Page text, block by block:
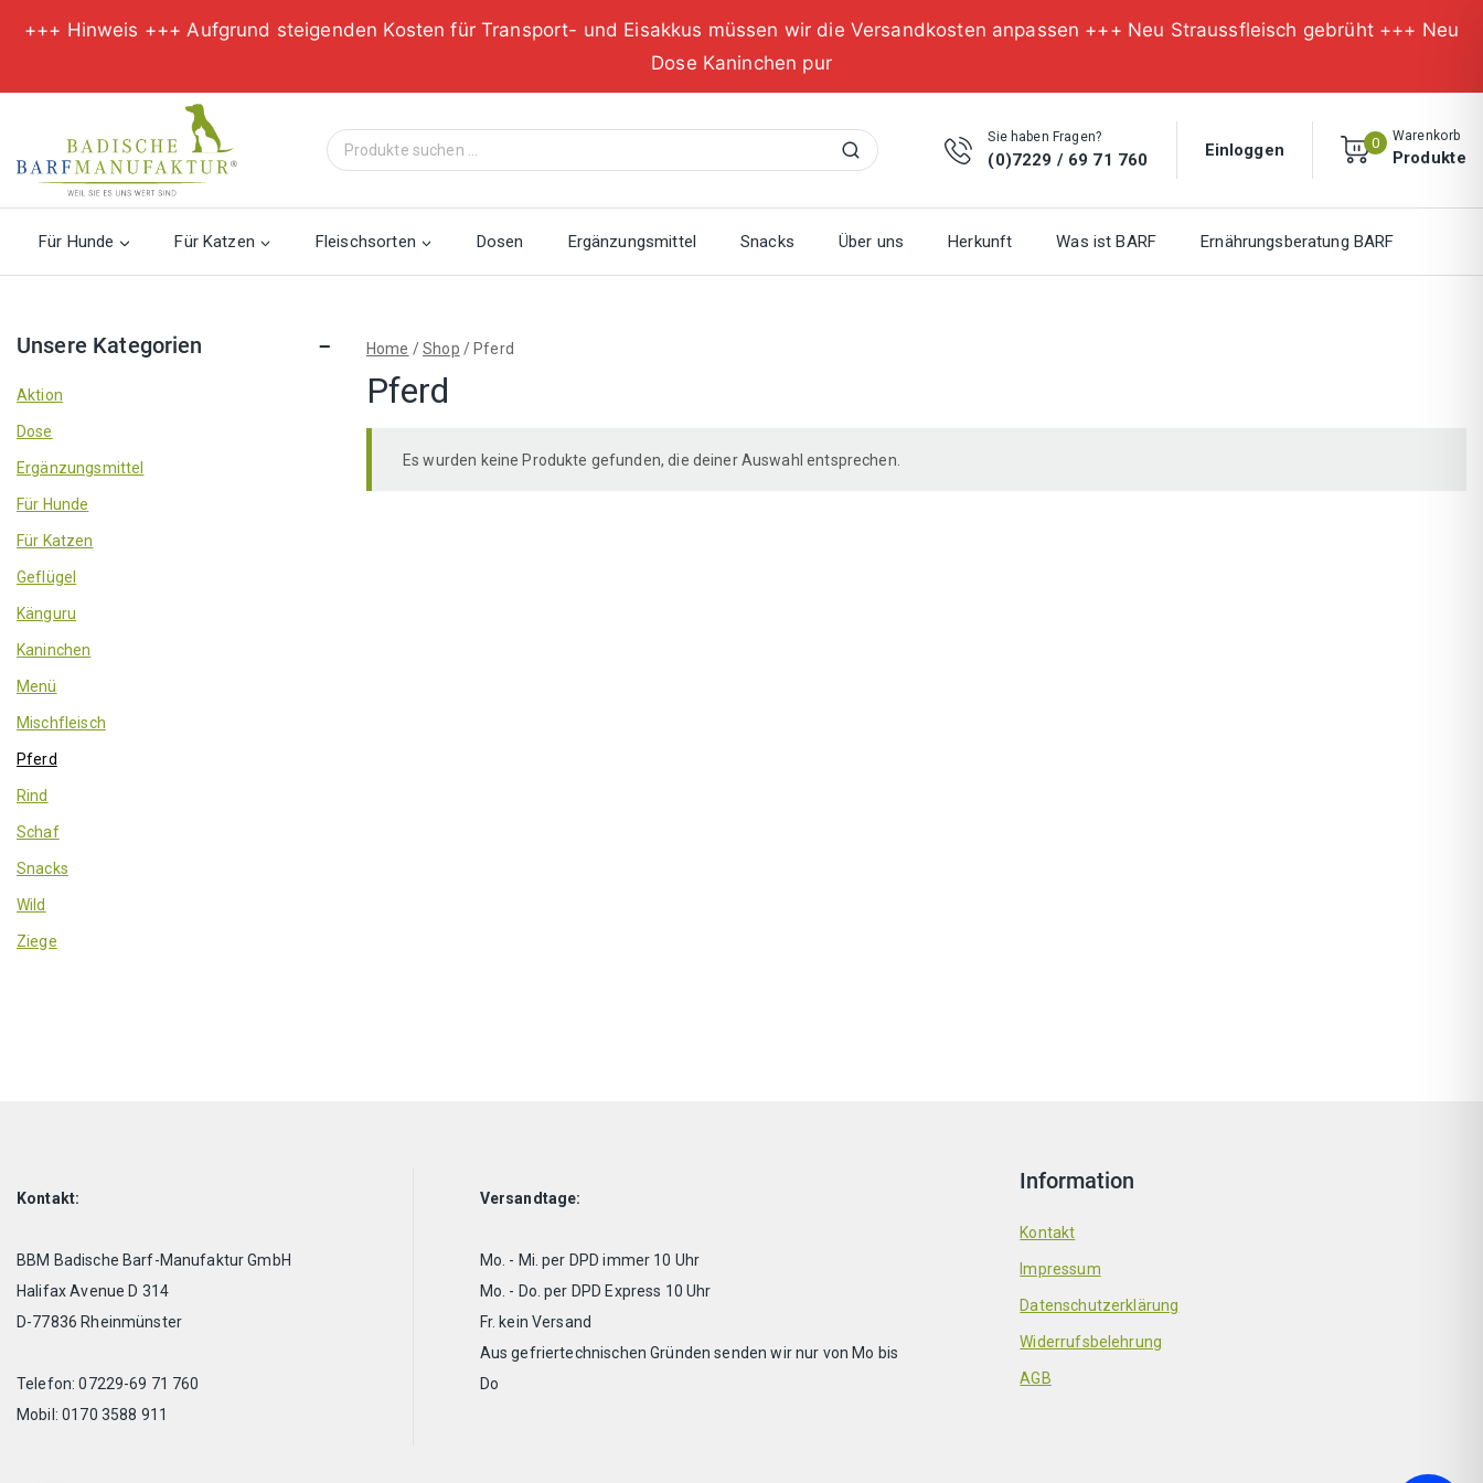
+++ Hinweis +++ Aufgrund steigenden Kosten für Transport- und Eisakkus müssen wir die Versandkosten anpassen +++ Neu Straussfleisch gebrüht +++ Neu
Dose Kaninchen pur
Suche
nach:
Suchen
Sie haben Fragen?
(0)7229 / 69 71 760
Einloggen 0 Warenkorb
Produkte
Für Hunde Für Katzen Fleischsorten Dosen Ergänzungsmittel Snacks Über uns Herkunft Was ist BARF Ernährungsberatung BARF
Home /Shop / Pferd
Pferd
Es wurden keine Produkte gefunden, die deiner Auswahl entsprechen.
Unsere Kategorien
Aktion
Dose
Ergänzungsmittel
Für Hunde
Für Katzen
Geflügel
Känguru
Kaninchen
Menü
Mischfleisch
Pferd
Rind
Schaf
Snacks
Wild
Ziege
Kontakt:
BBM Badische Barf-Manufaktur GmbH
Halifax Avenue D 314
D-77836 Rheinmünster
Telefon: 07229-69 71 760
Mobil: 0170 3588 911
Versandtage:
Mo. - Mi. per DPD immer 10 Uhr
Mo. - Do. per DPD Express 10 Uhr
Fr. kein Versand
Aus gefriertechnischen Gründen senden wir nur von Mo bis
Do
Information
Kontakt
Impressum
Datenschutzerklärung
Widerrufsbelehrung
AGB